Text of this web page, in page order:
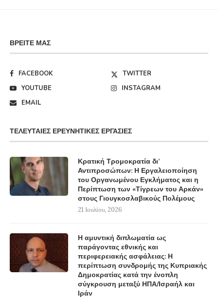
ΒΡΕΊΤΕ ΜΑΣ
FACEBOOK
TWITTER
YOUTUBE
INSTAGRAM
EMAIL
ΤΕΛΕΥΤΑΊΕΣ ΕΡΕΥΝΗΤΙΚΈΣ ΕΡΓΑΣΊΕΣ
Κρατική Τρομοκρατία δι’
Αντιπροσώπων: Η Εργαλειοποίηση
του Οργανωμένου Εγκλήματος και η
Περίπτωση των «Τίγρεων του Αρκάν»
στους Γιουγκοσλαβικούς Πολέμους
21 Ιουλίου, 2026
Η αμυντική διπλωματία ως
παράγοντας εθνικής και
περιφερειακής ασφάλειας: Η
περίπτωση συνδρομής της Κυπριακής
Δημοκρατίας κατά την ένοπλη
σύγκρουση μεταξύ ΗΠΑ/Ισραήλ και
Ιράν